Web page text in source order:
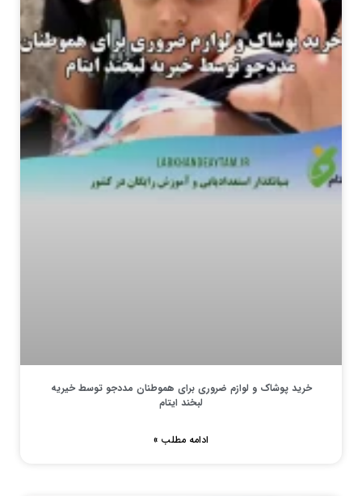
خرید پوشاک و لوازم ضروری برای هموطنان مددجو توسط خیریه
لبخند ایتام
ادامه مطلب »